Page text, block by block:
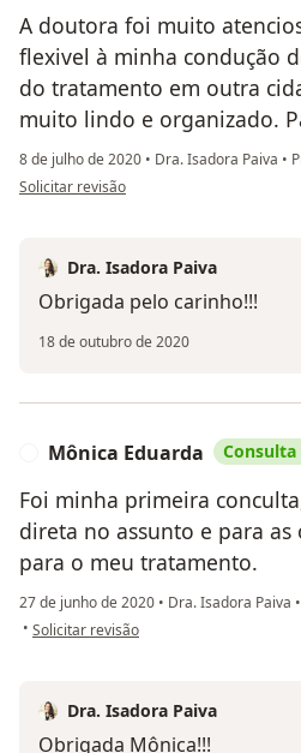
A doutora foi muito
flexivel à minha condução
do tratamento em outra
muito lindo e organizado.
8 de julho de 2020 • Dra. Isadora Paiva •
na opinião do utilizador Sua conta foi
Solicitar revisão
Dra. Isadora Paiva
Obrigada pelo carinho!!!
18 de outubro de 2020
Mônica Eduarda
Foi minha primeira
direta no assunto e para
para o meu tratamento.
27 de junho de 2020 • Dra. Isadora Paiva •
• na opinião do utilizador Mônica Eduarda
Solicitar revisão
Dra. Isadora Paiva
Obrigada Mônica!!!